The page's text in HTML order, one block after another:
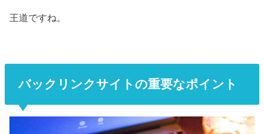
王道ですね。
バックリンクサイトの重要なポイント